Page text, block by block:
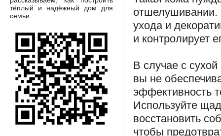
отшелушивании.
ухода и
и контролирует
В случае с
вы не
эффективность
Используйте
восстановить
чтобы
тёплый и надёжный дом для
семьи.